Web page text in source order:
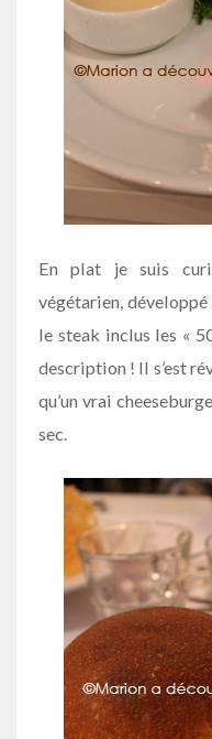
En plat je suis
végétarien,
le steak inclus les «
description ! Il s’est
qu’un vrai
sec.